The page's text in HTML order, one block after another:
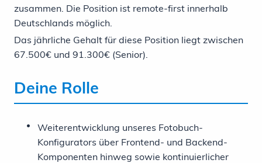
zusammen. Die Position ist remote-first innerhalb
Deutschlands möglich.
Das jährliche Gehalt für diese Position liegt zwischen
67.500€ und 91.300€ (Senior).
Deine Rolle
Weiterentwicklung unseres Fotobuch-
Konfigurators über Frontend- und Backend-
Komponenten hinweg sowie kontinuierlicher